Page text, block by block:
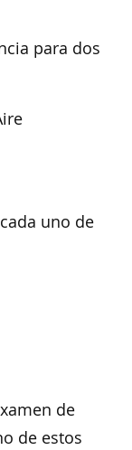
para dos
uno de
de
de estos